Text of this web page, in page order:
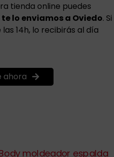
tienda online puedes
te lo enviamos a Oviedo. Si
14h, lo recibirás al día
ahora